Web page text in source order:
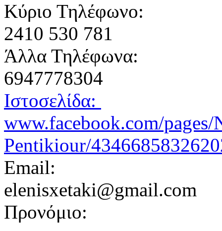
Κύριο Τηλέφωνο:
2410 530 781
Άλλα Τηλέφωνα:
6947778304
Ιστοσελίδα:
www.facebook.com/
Pentikiour/
Email:
elenisxetaki@gmail.com
Προνόμιο: